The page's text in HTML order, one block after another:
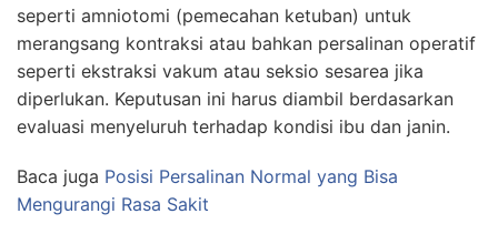
seperti amniotomi (pemecahan ketuban) untuk
merangsang kontraksi atau bahkan persalinan operatif
seperti ekstraksi vakum atau seksio sesarea jika
diperlukan. Keputusan ini harus diambil berdasarkan
evaluasi menyeluruh terhadap kondisi ibu dan janin.
Baca juga Posisi Persalinan Normal yang Bisa
Mengurangi Rasa Sakit